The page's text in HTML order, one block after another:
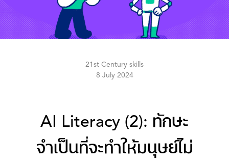
21st Century skills
8 July 2024
AI Literacy (2): ทักษะ
จำเป็นที่จะทำให้มนุษย์ไม่